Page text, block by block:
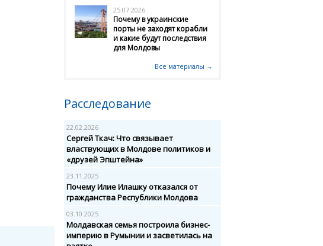
25.07.2026
Почему в украинские
порты не заходят корабли
и какие будут последствия
для Молдовы
Все материалы →
Расследование
22.02.2026
Сергей Ткач: Что связывает
властвующих в Молдове политиков и
«друзей Эпштейна»
23.11.2025
Почему Илие Илашку отказался от
гражданства Республики Молдова
03.10.2025
Молдавская семья построила бизнес-
империю в Румынии и засветилась на